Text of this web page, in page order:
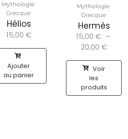
Mythologie
Grecque
Hélios
15,00 €
Ajouter
au panier
Mythologie
Grecque
Hermès
15,00 € –
20,00 €
Voir
les
produits